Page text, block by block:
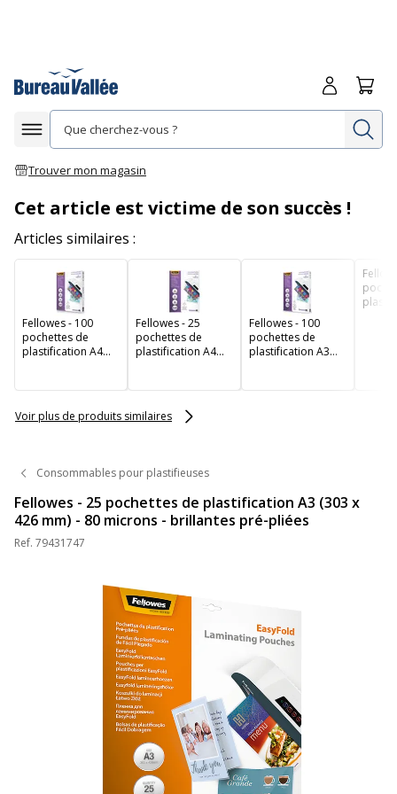
Afficher la navigation
Trouver mon magasin
Me
Cet article est victime de son succès !
Articles similaires :
Fellowes - 100
pochettes de
plastification A4
Fellowes - 25
pochettes de
plastification A4
Fellowes - 100
pochettes de
plastification A3
Voir plus de produits similaires
Consommables pour plastifieuses
Fellowes - 25 pochettes de plastification A3 (303 x
426 mm) - 80 microns - brillantes pré-pliées
Ref. 79431747